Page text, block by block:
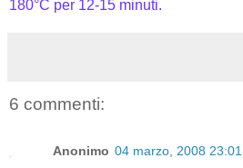
180°C per 12-15 minuti.
6 commenti:
Anonimo 04 marzo, 2008 23:01